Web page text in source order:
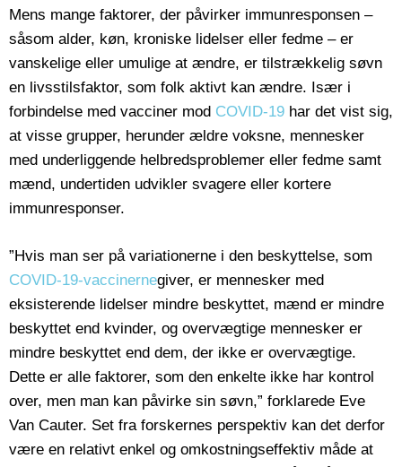
Mens mange faktorer, der påvirker immunresponsen –
såsom alder, køn, kroniske lidelser eller fedme – er
vanskelige eller umulige at ændre, er tilstrækkelig søvn
en livsstilsfaktor, som folk aktivt kan ændre. Især i
forbindelse med vacciner mod COVID-19 har det vist sig,
at visse grupper, herunder ældre voksne, mennesker
med underliggende helbredsproblemer eller fedme samt
mænd, undertiden udvikler svagere eller kortere
immunresponser.
”Hvis man ser på variationerne i den beskyttelse, som
COVID-19-vaccinernegiver, er mennesker med
eksisterende lidelser mindre beskyttet, mænd er mindre
beskyttet end kvinder, og overvægtige mennesker er
mindre beskyttet end dem, der ikke er overvægtige.
Dette er alle faktorer, som den enkelte ikke har kontrol
over, men man kan påvirke sin søvn,” forklarede Eve
Van Cauter. Set fra forskernes perspektiv kan det derfor
være en relativt enkel og omkostningseffektiv måde at